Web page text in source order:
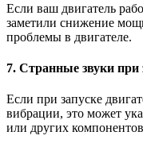
Если ваш двигатель
заметили снижение
проблемы в двигателе.
7. Странные звуки при
Если при запуске
вибрации, это может
или других